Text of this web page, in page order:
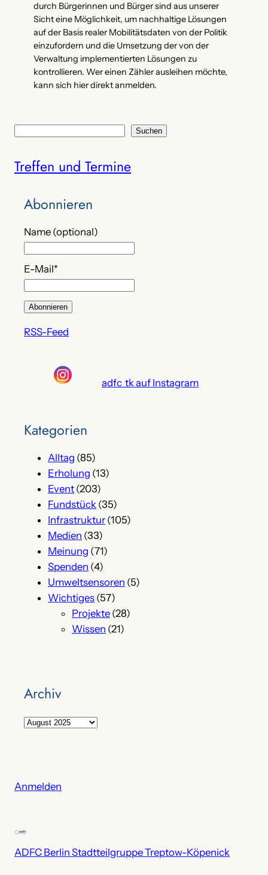
durch Bürgerinnen und Bürger sind aus unserer
Sicht eine Möglichkeit, um nachhaltige Lösungen
auf der Basis realer Mobilitätsdaten von der Politik
einzufordern und die Umsetzung der von der
Verwaltung implementierten Lösungen zu
kontrollieren. Wer einen Zähler ausleihen möchte,
kann sich hier direkt anmelden.
c
Suchen
Treffen und Termine
Abonnieren
Name (optional)
E-Mail*
RSS-Feed
adfc_tk auf Instagram
Kategorien
Alltag (85)
Erholung (13)
Event (203)
Fundstück (35)
Infrastruktur (105)
Medien (33)
Meinung (71)
Spenden (4)
Umweltsensoren (5)
Wichtiges (57)
Projekte (28)
Wissen (21)
Archiv
A
i
Anmelden
ADFC Berlin Stadtteilgruppe Treptow-Köpenick